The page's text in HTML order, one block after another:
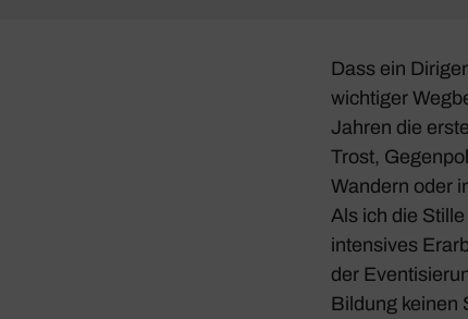
Dass ein
wich­tiger
Jahren die
Trost,
Wandern oder
Als ich die
inten­sives
der
Bildung keinen